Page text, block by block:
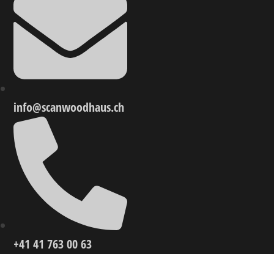
info@scanwoodhaus.ch
+41 41 763 00 63